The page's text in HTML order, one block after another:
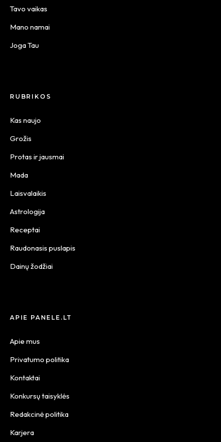
Tavo vaikas
Mano namai
Joga Tau
RUBRIKOS
Kas naujo
Grožis
Protas ir jausmai
Mada
Laisvalaikis
Astrologija
Receptai
Raudonasis puslapis
Dainų žodžiai
APIE PANELE.LT
Apie mus
Privatumo politika
Kontaktai
Konkursų taisyklės
Redakcinė politika
Karjera